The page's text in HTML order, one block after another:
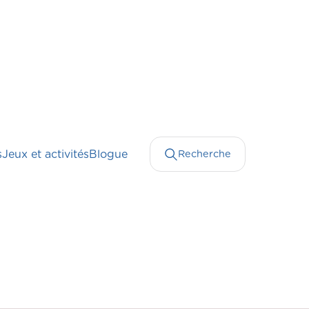
Jeux et activitésBlogue Recherche